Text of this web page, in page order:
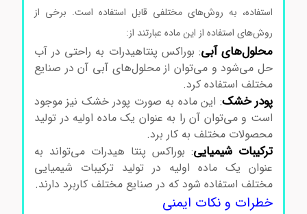
استفاده، به روش‌های مختلفی قابل استفاده است. برخی از
روش‌های استفاده از این ماده عبارتند از:
محلول‌های آبی: بوراکس پنتاهیدرات به راحتی در آب
حل می‌شود و می‌توان از محلول‌های آبی آن در صنایع
مختلف استفاده کرد.
پودر خشک: این ماده به صورت پودر خشک نیز موجود
است و می‌توان آن را به عنوان یک ماده اولیه در تولید
محصولات مختلف به کار برد.
ترکیبات شیمیایی: بوراکس پنتا هیدرات می‌تواند به
عنوان یک ماده اولیه در تولید ترکیبات شیمیایی
مختلف استفاده شود که در صنایع مختلف کاربرد دارند.
خطرات و نکات ایمنی